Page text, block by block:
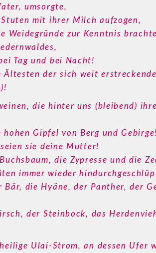
umsorgte,
mit ihrer Milch aufzogen,
Weidegründe zur Kenntnis
Tag und bei Nacht!
Ältesten der sich weit
die hinter uns (bleibend)
Gipfel von Berg und Gebirge!
sie deine Mutter!
die Zypresse und die
immer wieder
die Hyäne, der Panther, der
der Steinbock, das
Ulai-Strom, an dessen Ufer